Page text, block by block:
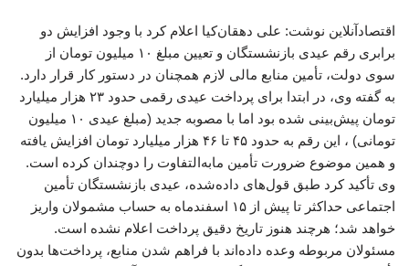
اقتصادآنلاین نوشت: علی دهقان‌کیا اعلام کرد با وجود افزایش دو
برابری رقم عیدی بازنشستگان و تعیین مبلغ ۱۰ میلیون تومان از
سوی دولت، تأمین منابع مالی لازم همچنان در دستور کار قرار دارد.
به گفته وی، در ابتدا برای پرداخت عیدی رقمی حدود ۲۳ هزار میلیارد
تومان پیش‌بینی شده بود اما با مصوبه جدید (مبلغ عیدی ۱۰ میلیون
تومانی) ، این رقم به حدود ۴۵ تا ۴۶ هزار میلیارد تومان افزایش یافته
و همین موضوع ضرورت تأمین مابه‌التفاوت را دوچندان کرده است.
وی تأکید کرد طبق قول‌های داده‌شده، عیدی بازنشستگان تأمین
اجتماعی حداکثر تا پیش از ۱۵ اسفندماه به حساب مشمولان واریز
خواهد شد؛ هرچند هنوز تاریخ دقیق پرداخت اعلام نشده است.
مسئولان مربوطه وعده داده‌اند با فراهم شدن منابع، پرداخت‌ها بدون